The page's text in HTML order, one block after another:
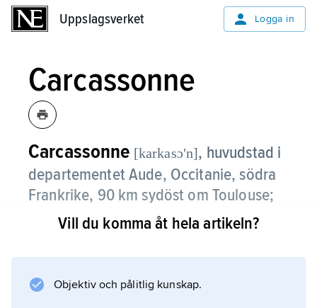
Uppslagsverket Logga in
Carcassonne
Carcassonne [karkasɔʹn], huvudstad i
departementet Aude, Occitanie, södra
Frankrike, 90 km sydöst om Toulouse;
45 900 invånare (2016).
Floden delar staden i de två delarna
Vill du komma åt hela artikeln?
Objektiv och pålitlig kunskap.